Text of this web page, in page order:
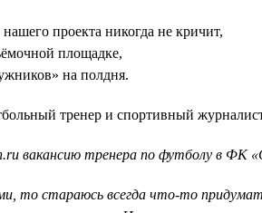
проекта никогда не кричит,
площадке,
на полдня.
тренер и спортивный
вакансию тренера по футболу в ФК
то стараюсь всегда что-то